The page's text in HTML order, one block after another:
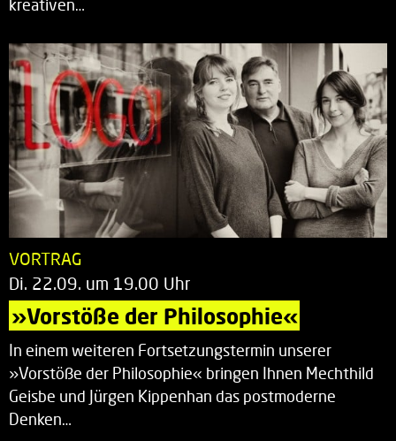
kreativen…
VORTRAG
Di. 22.09. um 19.00 Uhr
»Vorstöße der Philosophie«
In einem weiteren Fortsetzungstermin unserer
»Vorstöße der Philosophie« bringen Ihnen Mechthild
Geisbe und Jürgen Kippenhan das postmoderne
Denken…